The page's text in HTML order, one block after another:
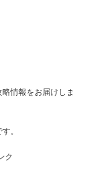
情報をお届けしま
。
ク